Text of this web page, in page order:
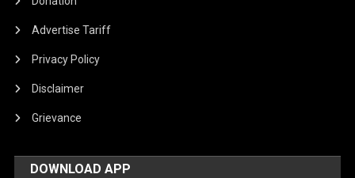
Advertise Tariff
Privacy Policy
Disclaimer
Grievance
DOWNLOAD APP